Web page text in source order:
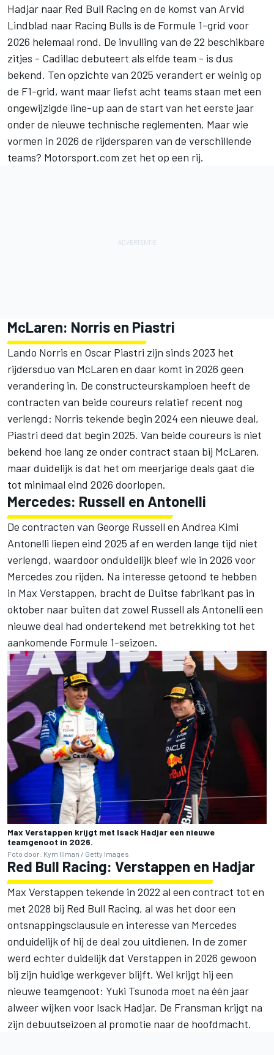
Hadjar naar Red Bull Racing en de komst van Arvid
Lindblad naar Racing Bulls is de Formule 1-grid voor
2026 helemaal rond. De invulling van de 22 beschikbare
zitjes - Cadillac debuteert als elfde team - is dus
bekend. Ten opzichte van 2025 verandert er weinig op
de F1-grid, want maar liefst acht teams staan met een
ongewijzigde line-up aan de start van het eerste jaar
onder de nieuwe technische reglementen. Maar wie
vormen in 2026 de rijdersparen van de verschillende
teams? Motorsport.com zet het op een rij.
McLaren: Norris en Piastri
Lando Norris en Oscar Piastri zijn sinds 2023 het
rijdersduo van McLaren en daar komt in 2026 geen
verandering in. De constructeurskampioen heeft de
contracten van beide coureurs relatief recent nog
verlengd: Norris tekende begin 2024 een nieuwe deal,
Piastri deed dat begin 2025. Van beide coureurs is niet
bekend hoe lang ze onder contract staan bij McLaren,
maar duidelijk is dat het om meerjarige deals gaat die
tot minimaal eind 2026 doorlopen.
Mercedes: Russell en Antonelli
De contracten van George Russell en Andrea Kimi
Antonelli liepen eind 2025 af en werden lange tijd niet
verlengd, waardoor onduidelijk bleef wie in 2026 voor
Mercedes zou rijden. Na interesse getoond te hebben
in Max Verstappen, bracht de Duitse fabrikant pas in
oktober naar buiten dat zowel Russell als Antonelli een
nieuwe deal had ondertekend met betrekking tot het
aankomende Formule 1-seizoen.
Max Verstappen krijgt met Isack Hadjar een nieuwe
teamgenoot in 2026.
Foto door: Kym Illman / Getty Images
Red Bull Racing: Verstappen en Hadjar
Max Verstappen tekende in 2022 al een contract tot en
met 2028 bij Red Bull Racing, al was het door een
ontsnappingsclausule en interesse van Mercedes
onduidelijk of hij de deal zou uitdienen. In de zomer
werd echter duidelijk dat Verstappen in 2026 gewoon
bij zijn huidige werkgever blijft. Wel krijgt hij een
nieuwe teamgenoot: Yuki Tsunoda moet na één jaar
alweer wijken voor Isack Hadjar. De Fransman krijgt na
zijn debuutseizoen al promotie naar de hoofdmacht.